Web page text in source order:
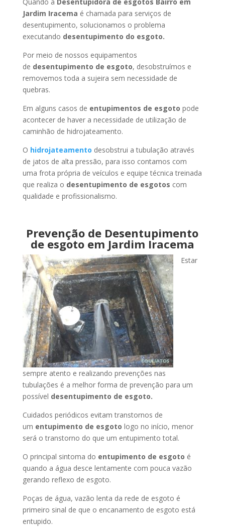
Jardim Iracema é chamada para serviços de
desentupimento, solucionamos o problema
executando desentupimento do esgoto.
Por meio de nossos equipamentos
de desentupimento de esgoto, desobstruímos e
removemos toda a sujeira sem necessidade de
quebras.
Em alguns casos de entupimentos de esgoto pode
acontecer de haver a necessidade de utilização de
caminhão de hidrojateamento.
O hidrojateamento desobstrui a tubulação através
de jatos de alta pressão, para isso contamos com
uma frota própria de veículos e equipe técnica treinada
que realiza o desentupimento de esgotos com
qualidade e profissionalismo.
Prevenção de Desentupimento
de esgoto em Jardim Iracema
Estar
sempre atento e realizando prevenções nas
tubulações é a melhor forma de prevenção para um
possível desentupimento de esgoto.
Cuidados periódicos evitam transtornos de
um entupimento de esgoto logo no início, menor
será o transtorno do que um entupimento total.
O principal sintoma do entupimento de esgoto é
quando a água desce lentamente com pouca vazão
gerando reflexo de esgoto.
Poças de água, vazão lenta da rede de esgoto é
primeiro sinal de que o encanamento de esgoto está
entupido.